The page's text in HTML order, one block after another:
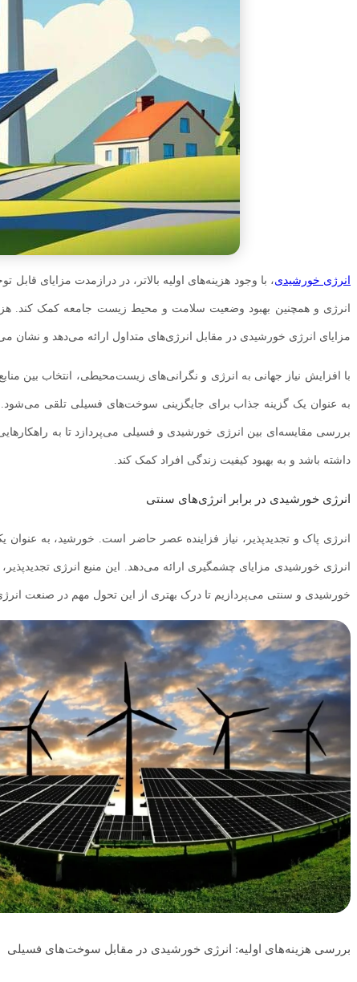
انرژی خورشیدی، با وجود هزینه‌های اولیه بالاتر، در درازمدت مزایای
انرژی و همچنین بهبود وضعیت سلامت و محیط زیست جامعه کمک کند.
مزایای انرژی خورشیدی در مقابل انرژی‌های متداول ارائه می‌دهد و نشان
با افزایش نیاز جهانی به انرژی و نگرانی‌های زیست‌محیطی، انتخاب بین
به عنوان یک گزینه جذاب برای جایگزینی سوخت‌های فسیلی تلقی می‌شود.
بررسی مقایسه‌ای بین انرژی خورشیدی و فسیلی می‌پردازد تا به
داشته باشد و به بهبود کیفیت زندگی افراد کمک کند.
انرژی خورشیدی در برابر انرژی‌های سنتی
انرژی پاک و تجدیدپذیر، نیاز فزاینده عصر حاضر است. خورشید، به
انرژی خورشیدی مزایای چشمگیری ارائه می‌دهد. این منبع انرژی
خورشیدی و سنتی می‌پردازیم تا درک بهتری از این تحول مهم در صنعت
بررسی هزینه‌های اولیه: انرژی خورشیدی در مقابل سوخت‌های فسیلی